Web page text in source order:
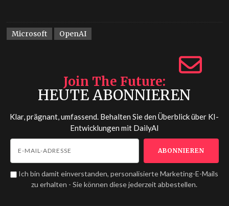
Microsoft OpenAI
Join The Future
HEUTE ABONNIEREN
Klar, prägnant, umfassend. Behalten Sie den Überblick über KI-
Entwicklungen mit DailyAI
Ich bin damit einverstanden, personalisierte Marketing-E-Mails
zu erhalten - Sie können diese jederzeit abbestellen.